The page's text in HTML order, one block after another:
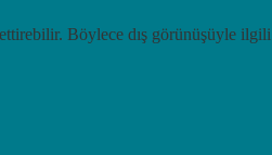
Böylece dış görünüşüyle